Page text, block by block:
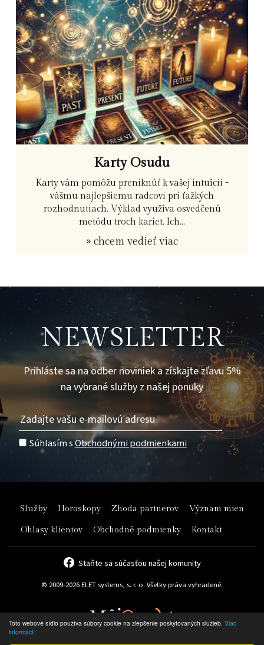
Toto webové sídlo používa súbory cookie na zlepšenie poskytovaných služieb. Viac
informácií
Karty Osudu
Karty vám pomôžu preniknúť k vašej intuícii -
vášmu najlepšiemu radcovi pri ťažkých
rozhodnutiach. Výklad využíva osvedčenú
metódu troch kariet. Ich...
» chcem vedieť viac
NEWSLETTER
Prihláste sa na odber noviniek a získajte zľavu 5%
na vybrané služby z našej ponuky
Súhlasím sObchodnými podmienkami
Služby Horoskopy Zhoda partnerov Význam mien
Ohlasy klientov Obchodné podmienky Kontakt
Staňte sa súčasťou našej komunity
© 2009-2026 ELET systems, s. r. o. Všetky práva vyhradené.